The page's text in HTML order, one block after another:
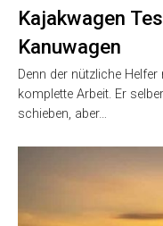
Kajakwagen
Kanuwagen
Denn der nützliche
komplette Arbeit. Er
schieben, aber…